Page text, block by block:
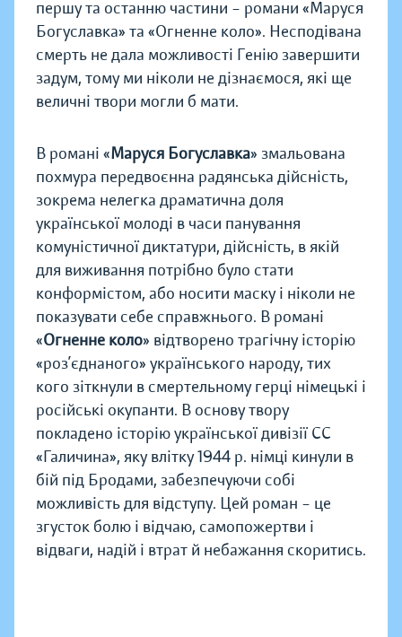
першу та останню частини – романи «Маруся
Богуславка» та «Огненне коло». Несподівана
смерть не дала можливості Генію завершити
задум, тому ми ніколи не дізнаємося, які ще
величні твори могли б мати.
В романі «Маруся Богуславка» змальована
похмура передвоєнна радянська дійсність,
зокрема нелегка драматична доля
української молоді в часи панування
комуністичної диктатури, дійсність, в якій
для виживання потрібно було стати
конформістом, або носити маску і ніколи не
показувати себе справжнього. В романі
«Огненне коло» відтворено трагічну історію
«роз’єднаного» українського народу, тих
кого зіткнули в смертельному герці німецькі і
російські окупанти. В основу твору
покладено історію української дивізії СС
«Галичина», яку влітку 1944 р. німці кинули в
бій під Бродами, забезпечуючи собі
можливість для відступу. Цей роман – це
згусток болю і відчаю, самопожертви і
відваги, надій і втрат й небажання скоритись.